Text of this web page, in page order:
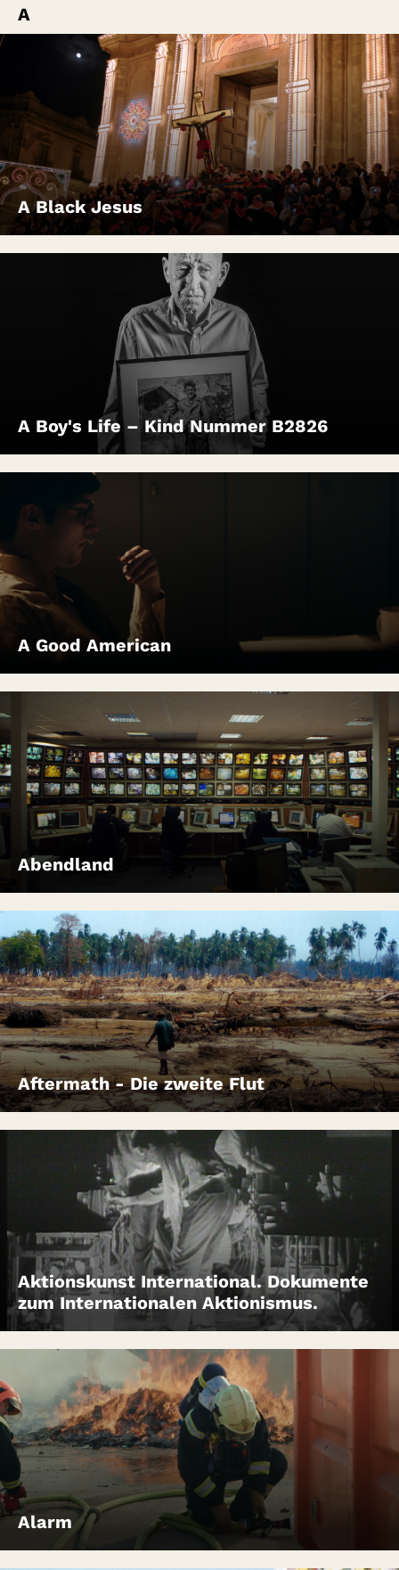
A
A Black Jesus
A Boy's Life – Kind Nummer B2826
A Good American
Abendland
Aftermath - Die zweite Flut
Aktionskunst International. Dokumente
zum Internationalen Aktionismus.
Alarm